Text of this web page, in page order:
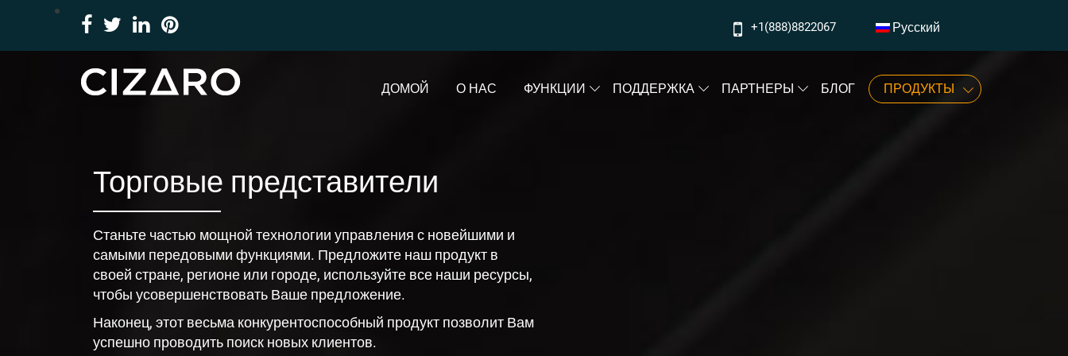
+1(888)8822067 Русский
ДОМОЙ О НАС ФУНКЦИИ ПОДДЕРЖКА ПАРТНЕРЫ БЛОГ ПРОДУКТЫ
Торговые представители
Станьте частью мощной технологии управления с новейшими и
самыми передовыми функциями. Предложите наш продукт в
своей стране, регионе или городе, используйте все наши ресурсы,
чтобы усовершенствовать Ваше предложение.
Наконец, этот весьма конкурентоспособный продукт позволит Вам
успешно проводить поиск новых клиентов.